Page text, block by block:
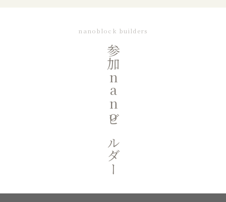
参加nanoビルダー
nanoblock builders